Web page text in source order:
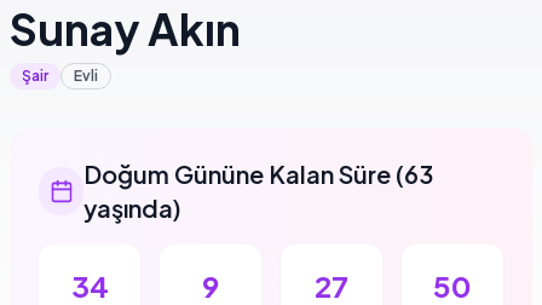
SunayAkın
Şair Evli
Doğum Gününe Kalan Süre (63
yaşında)
34 9 27 49